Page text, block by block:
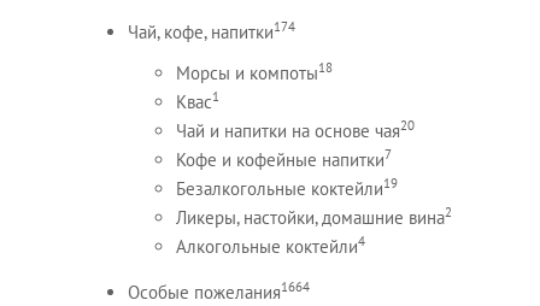
Чай, кофе, напитки174
Морсы и компоты18
Квас1
Чай и напитки на основе чая20
Кофе и кофейные напитки7
Безалкогольные коктейли19
Ликеры, настойки, домашние вина2
Алкогольные коктейли4
Особые пожелания1664